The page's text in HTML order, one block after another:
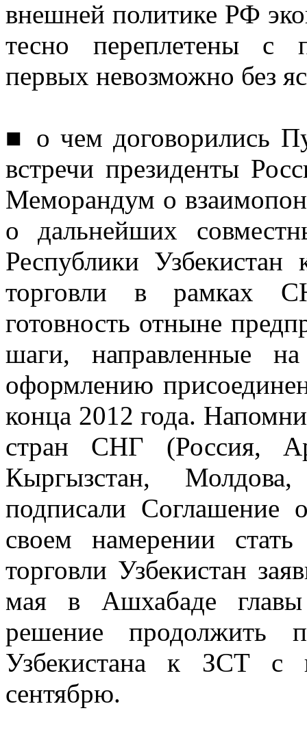
внешней политике РФ
тесно переплетены с
первых невозможно без
■ о чем договорились
встречи президенты
Меморандум о
о дальнейших
Республики
торговли в рамках
готовность отныне
шаги, направленные
оформлению
конца 2012 года.
стран СНГ (Россия,
Кыргызстан,
подписали Соглашение
своем намерении
торговли Узбекистан
мая в Ашхабаде
решение продолжить
Узбекистана к ЗСТ с
сентябрю.